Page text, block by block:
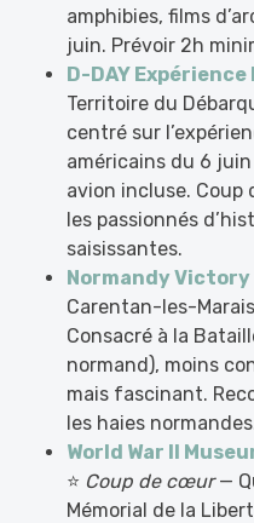
amphibies, films
juin. Prévoir 2h
D-DAY Expérience
Territoire du
centré sur
américains du 6
avion incluse.
les passionnés
saisissantes.
Normandy Victory
Carentan-les-Marais
Consacré à la
normand), moins
mais fascinant.
les haies
World War II
⭐ Coup de cœur—
Mémorial de la